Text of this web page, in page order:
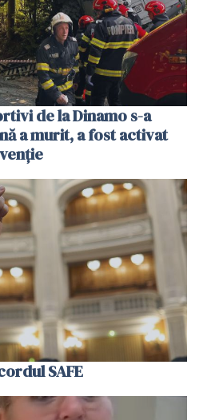
de la Dinamo s-a
a murit, a fost activat
SAFE